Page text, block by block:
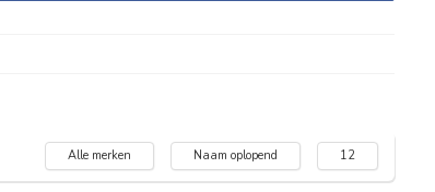
Alle merken Naam oplopend 12